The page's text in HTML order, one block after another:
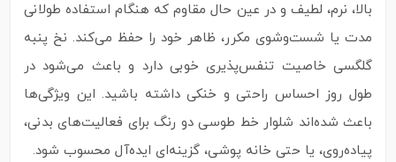
بالا، نرم، لطیف و در عین حال مقاوم که هنگام استفاده طولانی‌
مدت یا شست‌وشوی مکرر، ظاهر خود را حفظ می‌کند. نخ پنبه
گلگسی خاصیت تنفس‌پذیری خوبی دارد و باعث می‌شود در
طول روز احساس راحتی و خنکی داشته باشید. این ویژگی‌ها
باعث شده‌اند شلوار خط طوسی دو رنگ برای فعالیت‌های بدنی،
پیاده‌روی، یا حتی خانه‌ پوشی، گزینه‌ای ایده‌آل محسوب شود.